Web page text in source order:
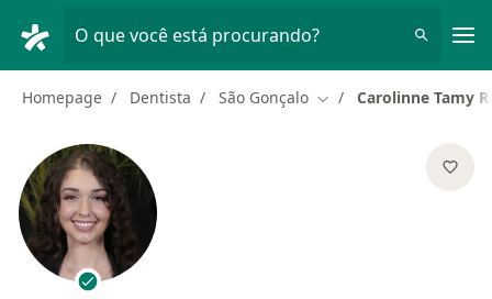
O que você está procurando?
Homepage Dentista São Gonçalo Mudar de cidade
Carolinne Tamy